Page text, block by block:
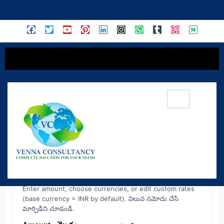
Currency Converter • కరెన్సీ
Enter amount, choose currencies, or edit custom rates
(base currency = INR by default). విలువ నమోదు చేసి
మార్పిడిని చూడండి.